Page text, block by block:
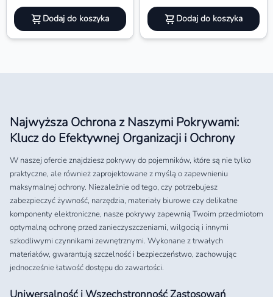
Dodaj do koszyka Dodaj do koszyka
Najwyższa Ochrona z Naszymi Pokrywami:
Klucz do Efektywnej Organizacji i Ochrony
W naszej ofercie znajdziesz pokrywy do pojemników, które są nie tylko
praktyczne, ale również zaprojektowane z myślą o zapewnieniu
maksymalnej ochrony. Niezależnie od tego, czy potrzebujesz
zabezpieczyć żywność, narzędzia, materiały biurowe czy delikatne
komponenty elektroniczne, nasze pokrywy zapewnią Twoim przedmiotom
optymalną ochronę przed zanieczyszczeniami, wilgocią i innymi
szkodliwymi czynnikami zewnętrznymi. Wykonane z trwałych
materiałów, gwarantują szczelność i bezpieczeństwo, zachowując
jednocześnie łatwość dostępu do zawartości.